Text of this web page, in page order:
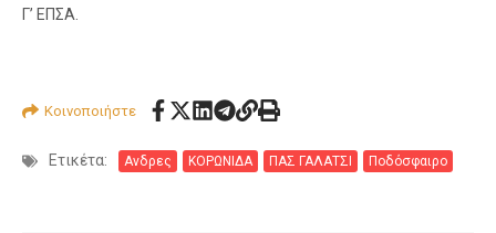
Γ’ ΕΠΣΑ.
Κοινοποιήστε
Ετικέτα: Ανδρες ΚΟΡΩΝΙΔΑ ΠΑΣ ΓΑΛΑΤΣΙ Ποδόσφαιρο